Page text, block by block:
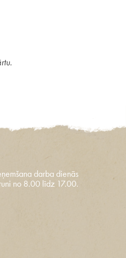
darba dienās
no 8.00 līdz 17.00.